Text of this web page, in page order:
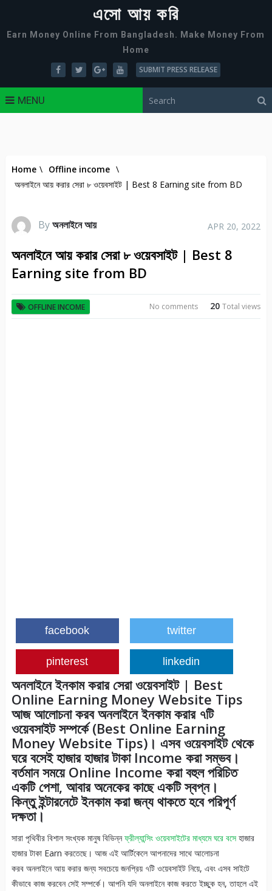
এসো আয় করি
Earn Money Online From Bangladesh. Make Money From
Home
SUBMIT PRESS RELEASE
MENU
Home \ Offline income \
অনলাইনে আয় করার সেরা ৮ ওয়েবসাইট | Best 8 Earning site from BD
Byঅনলাইনে আয় APR 20, 2022
অনলাইনে আয় করার সেরা ৮ ওয়েবসাইট | Best 8
Earning site from BD
OFFLINE INCOME 20Total views
No comments
facebook twitter
pinterest linkedin
অনলাইনে ইনকাম করার সেরা ওয়েবসাইট | Best
Online Earning Money Website Tips
আজ আলোচনা করব অনলাইনে ইনকাম করার ৭টি
ওয়েবসাইট সম্পর্কে (Best Online Earning
Money Website Tips)। এসব ওয়েবসাইট থেকে
ঘরে বসেই হাজার হাজার টাকা Income করা সম্ভব।
বর্তমান সময়ে Online Income করা বহুল পরিচিত
একটি পেশা, আবার অনেকের কাছে একটি স্বপ্ন।
কিন্তু ইন্টারনেটে ইনকাম করা জন্য থাকতে হবে পরিপূর্ণ
দক্ষতা।
সারা পৃথিবীর বিশাল সংখ্যক মানুষ বিভিন্নফ্রীল্যান্সিং ওয়েবসাইটের মাধ্যমে ঘরে বসে হাজার
হাজার টাকা Earn করতেছে। আজ এই আর্টিকেলে আপনাদের সাথে আলোচনা
করব অনলাইনে আয় করার জন্য সবচেয়ে জনপ্রিয় ৭টি ওয়েবসাইট নিয়ে, এবং এসব সাইটে
কীভাবে কাজ করবেন সেই সম্পর্কে। আপনি যদি অনলাইনে কাজ করতে ইচ্ছুক হন, তাহলে এই